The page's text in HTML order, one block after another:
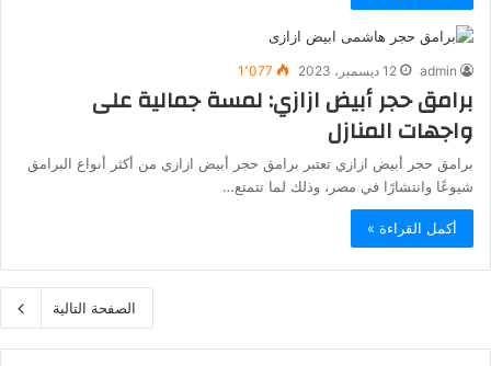
admin 12 ديسمبر، 2023 1٬077
برامق حجر أبيض ازازي: لمسة جمالية على
واجهات المنازل
برامق حجر أبيض ازازي تعتبر برامق حجر أبيض ازازي من أكثر أنواع البرامق
شيوعًا وانتشارًا في مصر، وذلك لما تتمتع…
أكمل القراءة »
الصفحة التالية